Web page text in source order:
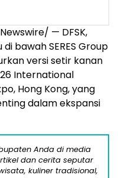
— DFSK,
bawah SERES Group
versi setir kanan
International
Hong Kong, yang
dalam ekspansi
Anda di media
dan cerita seputar
kuliner tradisional,